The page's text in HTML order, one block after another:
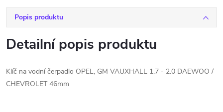
Popis produktu
Detailní popis produktu
Klíč na vodní čerpadlo OPEL, GM VAUXHALL 1.7 - 2.0 DAEWOO /
CHEVROLET 46mm